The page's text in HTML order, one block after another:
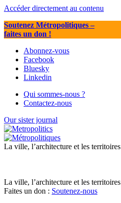
Accéder directement au contenu
Soutenez Métropolitiques–
faites un don !
Abonnez-vous
Facebook
Bluesky
Linkedin
Qui sommes-nous ?
Contactez-nous
Our sister journal
La ville, l’architecture et les territoires
La ville, l’architecture et les territoires
Faites un don : Soutenez-nous